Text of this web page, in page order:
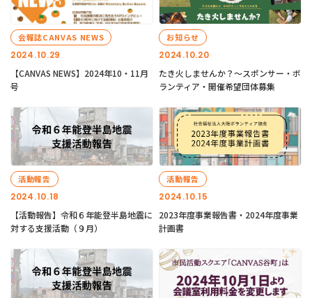
2024.10.29
会報誌CANVAS NEWS
【CANVAS NEWS】2024年10・11月
号
2024.10.20
お知らせ
たき火しませんか？～スポンサー・ボ
ランティア・開催希望団体募集
2024.10.18
活動報告
【活動報告】令和６年能登半島地震に
対する支援活動（９月）
2024.10.15
活動報告
2023年度事業報告書・2024年度事業
計画書